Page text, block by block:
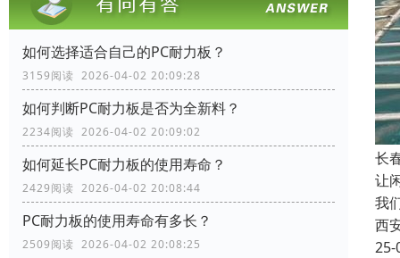
如何选择适合自己的PC耐力板？
3159阅读 2026-04-02 20:09:28
如何判断PC耐力板是否为全新料？
2234阅读 2026-04-02 20:09:02
如何延长PC耐力板的使用寿命？
2429阅读 2026-04-02 20:08:44
PC耐力板的使用寿命有多长？
2509阅读 2026-04-02 20:08:25
长
让
我
西
25-